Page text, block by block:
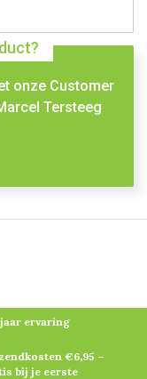
onze Customer
Tersteeg
jaar ervaring
€6,95 –
bij je eerste